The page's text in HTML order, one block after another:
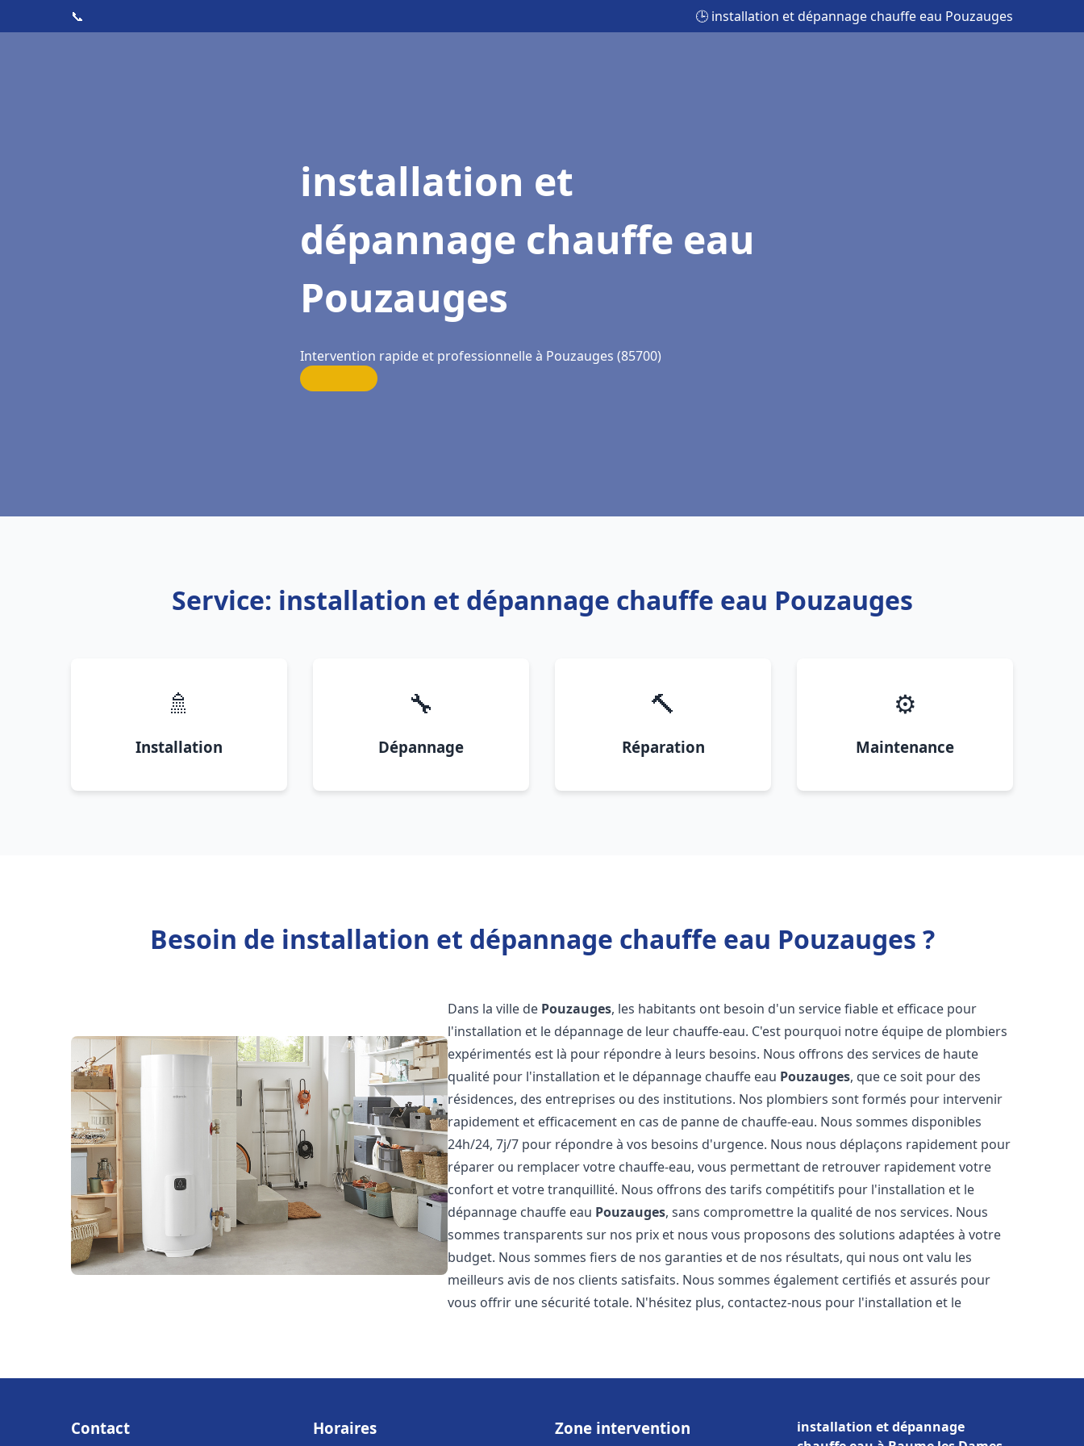
📞 🕒 installation et dépannage chauffe eau Pouzauges
installation et
dépannage chauffe eau
Pouzauges
Intervention rapide et professionnelle à Pouzauges (85700)
Service: installation et dépannage chauffe eau Pouzauges
🚿
Installation
🔧
Dépannage
🔨
Réparation
⚙️
Maintenance
Besoin de installation et dépannage chauffe eau Pouzauges ?
Dans la ville de Pouzauges, les habitants ont besoin d'un service fiable et efficace pour
l'installation et le dépannage de leur chauffe-eau. C'est pourquoi notre équipe de plombiers
expérimentés est là pour répondre à leurs besoins. Nous offrons des services de haute
qualité pour l'installation et le dépannage chauffe eau Pouzauges, que ce soit pour des
résidences, des entreprises ou des institutions. Nos plombiers sont formés pour intervenir
rapidement et efficacement en cas de panne de chauffe-eau. Nous sommes disponibles
24h/24, 7j/7 pour répondre à vos besoins d'urgence. Nous nous déplaçons rapidement pour
réparer ou remplacer votre chauffe-eau, vous permettant de retrouver rapidement votre
confort et votre tranquillité. Nous offrons des tarifs compétitifs pour l'installation et le
dépannage chauffe eau Pouzauges, sans compromettre la qualité de nos services. Nous
sommes transparents sur nos prix et nous vous proposons des solutions adaptées à votre
budget. Nous sommes fiers de nos garanties et de nos résultats, qui nous ont valu les
meilleurs avis de nos clients satisfaits. Nous sommes également certifiés et assurés pour
vous offrir une sécurité totale. N'hésitez plus, contactez-nous pour l'installation et le
Contact Horaires Zone intervention
installation et dépannage